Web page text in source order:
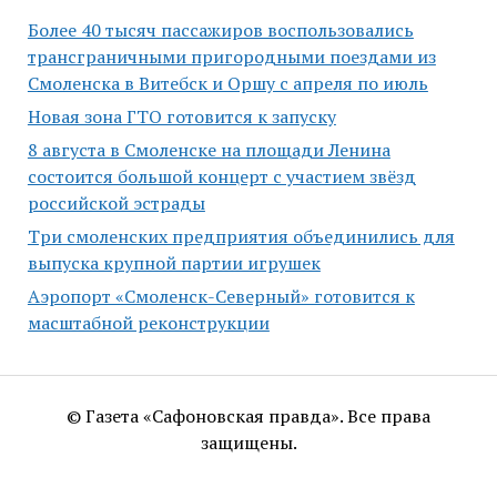
Более 40 тысяч пассажиров воспользовались
трансграничными пригородными поездами из
Смоленска в Витебск и Оршу с апреля по июль
Новая зона ГТО готовится к запуску
8 августа в Смоленске на площади Ленина
состоится большой концерт с участием звёзд
российской эстрады
Три смоленских предприятия объединились для
выпуска крупной партии игрушек
Аэропорт «Смоленск-Северный» готовится к
масштабной реконструкции
© Газета «Сафоновская правда». Все права
защищены.